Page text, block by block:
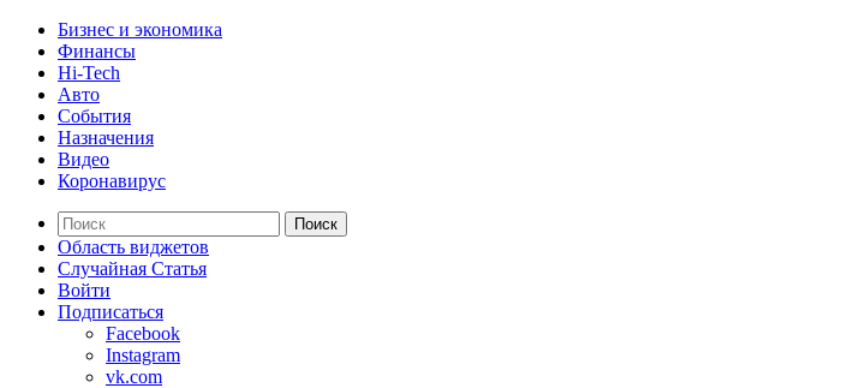
Бизнес и экономика
Финансы
Hi-Tech
Авто
События
Назначения
Видео
Коронавирус
Поиск
Область виджетов
Случайная Статья
Войти
Подписаться
Facebook
Instagram
vk.com